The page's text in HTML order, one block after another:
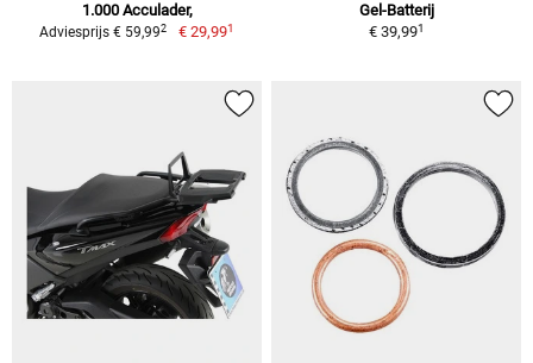
1.000 Acculader,
Adviesprijs € 59,992 € 29,991
Gel-Batterij
€ 39,991